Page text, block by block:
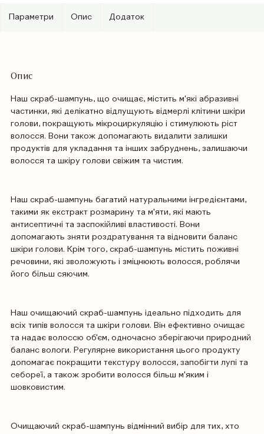
Параметри Опис Додаток
Опис
Наш скраб-шампунь, що очищає, містить м'які абразивні
частинки, які делікатно відлущують відмерлі клітини шкіри
голови, покращують мікроциркуляцію і стимулюють ріст
волосся. Вони також допомагають видалити залишки
продуктів для укладання та інших забруднень, залишаючи
волосся та шкіру голови свіжим та чистим.
Наш скраб-шампунь багатий натуральними інгредієнтами,
такими як екстракт розмарину та м'яти, які мають
антисептичні та заспокійливі властивості. Вони
допомагають зняти роздратування та відновити баланс
шкіри голови. Крім того, скраб-шампунь містить поживні
речовини, які зволожують і зміцнюють волосся, роблячи
його більш сяючим.
Наш очищаючий скраб-шампунь ідеально підходить для
всіх типів волосся та шкіри голови. Він ефективно очищає
та надає волоссю об'єм, одночасно зберігаючи природний
баланс вологи. Регулярне використання цього продукту
допомагає покращити текстуру волосся, запобігти лупі та
себореї, а також зробити волосся більш м'яким і
шовковистим.
Очищаючий скраб-шампунь відмінний вибір для тих, хто